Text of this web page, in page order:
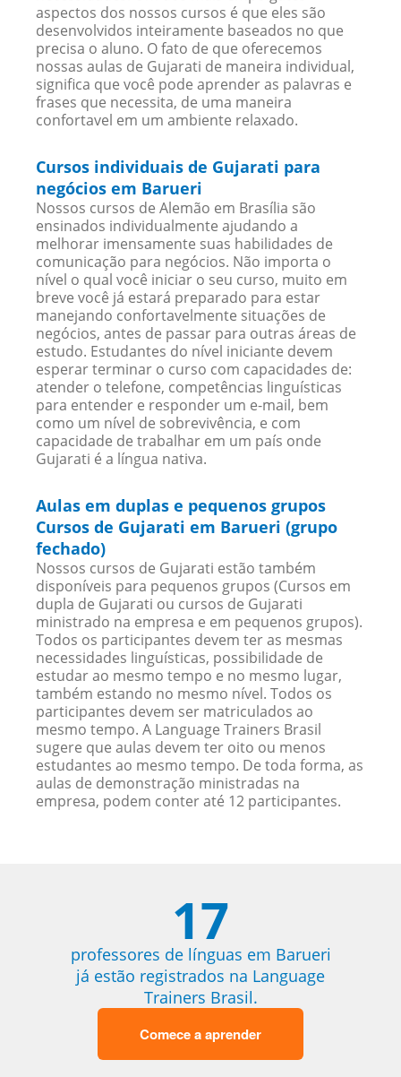
aspectos dos nossos cursos é que eles são
desenvolvidos inteiramente baseados no que
precisa o aluno. O fato de que oferecemos
nossas aulas de Gujarati de maneira individual,
significa que você pode aprender as palavras e
frases que necessita, de uma maneira
confortavel em um ambiente relaxado.
Cursos individuais de Gujarati para
negócios em Barueri
Nossos cursos de Alemão em Brasília são
ensinados individualmente ajudando a
melhorar imensamente suas habilidades de
comunicação para negócios. Não importa o
nível o qual você iniciar o seu curso, muito em
breve você já estará preparado para estar
manejando confortavelmente situações de
negócios, antes de passar para outras áreas de
estudo. Estudantes do nível iniciante devem
esperar terminar o curso com capacidades de:
atender o telefone, competências linguísticas
para entender e responder um e-mail, bem
como um nível de sobrevivência, e com
capacidade de trabalhar em um país onde
Gujarati é a língua nativa.
Aulas em duplas e pequenos grupos
Cursos de Gujarati em Barueri (grupo
fechado)
Nossos cursos de Gujarati estão também
disponíveis para pequenos grupos (Cursos em
dupla de Gujarati ou cursos de Gujarati
ministrado na empresa e em pequenos grupos).
Todos os participantes devem ter as mesmas
necessidades linguísticas, possibilidade de
estudar ao mesmo tempo e no mesmo lugar,
também estando no mesmo nível. Todos os
participantes devem ser matriculados ao
mesmo tempo. A Language Trainers Brasil
sugere que aulas devem ter oito ou menos
estudantes ao mesmo tempo. De toda forma, as
aulas de demonstração ministradas na
empresa, podem conter até 12 participantes.
17
professores de línguas em Barueri
já estão registrados na Language
Trainers Brasil.
Comece a aprender